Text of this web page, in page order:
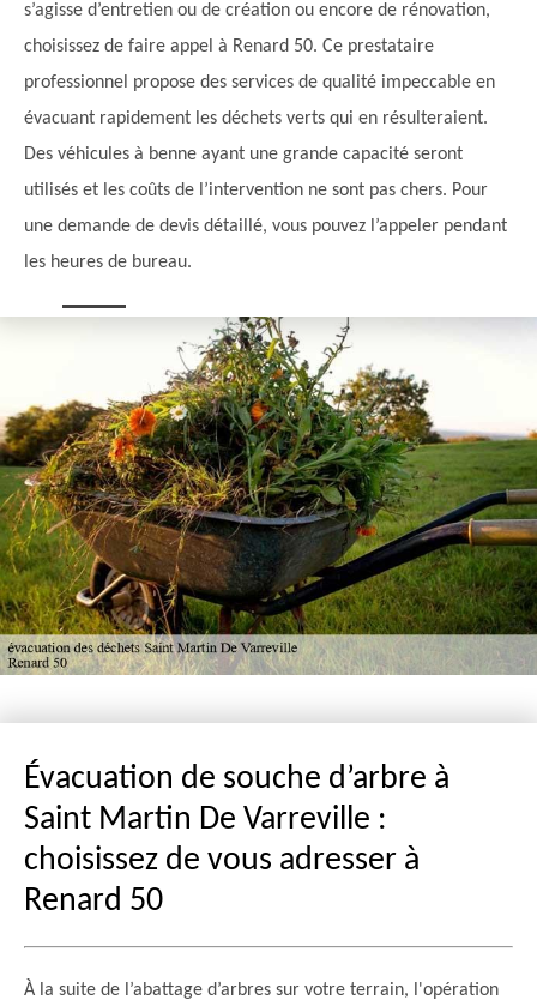
s’agisse d’entretien ou de création ou encore de rénovation,
choisissez de faire appel à Renard 50. Ce prestataire
professionnel propose des services de qualité impeccable en
évacuant rapidement les déchets verts qui en résulteraient.
Des véhicules à benne ayant une grande capacité seront
utilisés et les coûts de l’intervention ne sont pas chers. Pour
une demande de devis détaillé, vous pouvez l’appeler pendant
les heures de bureau.
Évacuation de souche d’arbre à
Saint Martin De Varreville :
choisissez de vous adresser à
Renard 50
À la suite de l’abattage d’arbres sur votre terrain, l'opération